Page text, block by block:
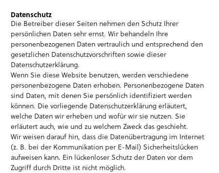
Datenschutz
Die Betreiber dieser Seiten nehmen den Schutz Ihrer
persönlichen Daten sehr ernst. Wir behandeln Ihre
personenbezogenen Daten vertraulich und entsprechend den
gesetzlichen Datenschutzvorschriften sowie dieser
Datenschutzerklärung.
Wenn Sie diese Website benutzen, werden verschiedene
personenbezogene Daten erhoben. Personenbezogene Daten
sind Daten, mit denen Sie persönlich identifiziert werden
können. Die vorliegende Datenschutzerklärung erläutert,
welche Daten wir erheben und wofür wir sie nutzen. Sie
erläutert auch, wie und zu welchem Zweck das geschieht.
Wir weisen darauf hin, dass die Datenübertragung im Internet
(z. B. bei der Kommunikation per E-Mail) Sicherheitslücken
aufweisen kann. Ein lückenloser Schutz der Daten vor dem
Zugriff durch Dritte ist nicht möglich.